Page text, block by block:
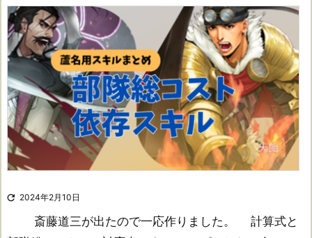
 2024年2月10日
斎藤道三が出たので一応作りました。 計算式と